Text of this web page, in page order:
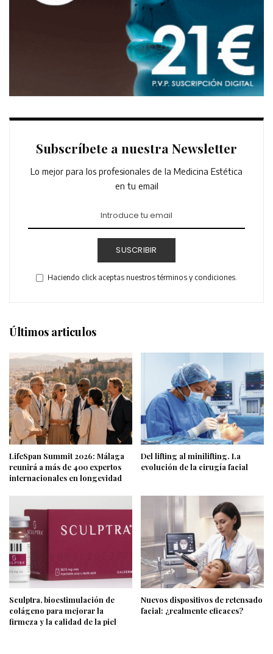
Subscríbete a nuestra Newsletter
Lo mejor para los profesionales de la Medicina Estética
en tu email
SUSCRIBIR
Haciendo click aceptas nuestros términos y condiciones.
Últimos articulos
LifeSpan Summit 2026: Málaga
reunirá a más de 400 expertos
internacionales en longevidad
Del lifting al minilifting. La
evolución de la cirugía facial
Sculptra, bioestimulación de
colágeno para mejorar la
firmeza y la calidad de la piel
Nuevos dispositivos de retensado
facial: ¿realmente eficaces?